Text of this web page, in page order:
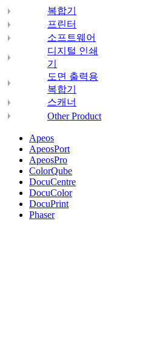
복합기
프린터
소프트웨어
디지털 인쇄
기
도면 출력용
복합기
스캐너
Other Product
Apeos
ApeosPort
ApeosPro
ColorQube
DocuCentre
DocuColor
DocuPrint
Phaser